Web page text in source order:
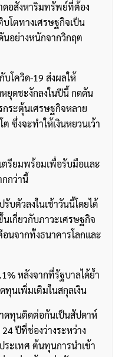
ดอสังหาริมทรัพย์ที่ต้อง
โตทางเศรษฐกิจเป็น
นอย่างหนักจากวิกฤต
บโควิด-19 ส่งผลให้
ยุดชะงักลงในปีนี้ กดดัน
ระตุ้นเศรษฐกิจหลาย
ซึ่งจะทำให้เงินหยวนเว้า
รียมพร้อมเพื่อรับมือเเละ
กกว่านี้
บตัวลงในเช้าวันนี้โดยได้
เกี่ยวกับภาวะเศรษฐกิจ
อนจากทั้งธนาคารโลกและ
หลังจากที่รัฐบาลได้ย้ำ
นเพิ่มเติมในสกุลเงิน
ดทุนติดต่อกันเป็นสัปดาห์
ปีที่ช่องว่างระหว่าง
ระเทศ ต้นทุนการนำเข้า